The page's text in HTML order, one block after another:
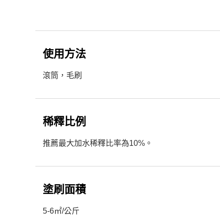
使用方法
滾筒，毛刷
稀釋比例
推薦最大加水稀釋比率為10%。
塗刷面積
5-6㎡/公斤